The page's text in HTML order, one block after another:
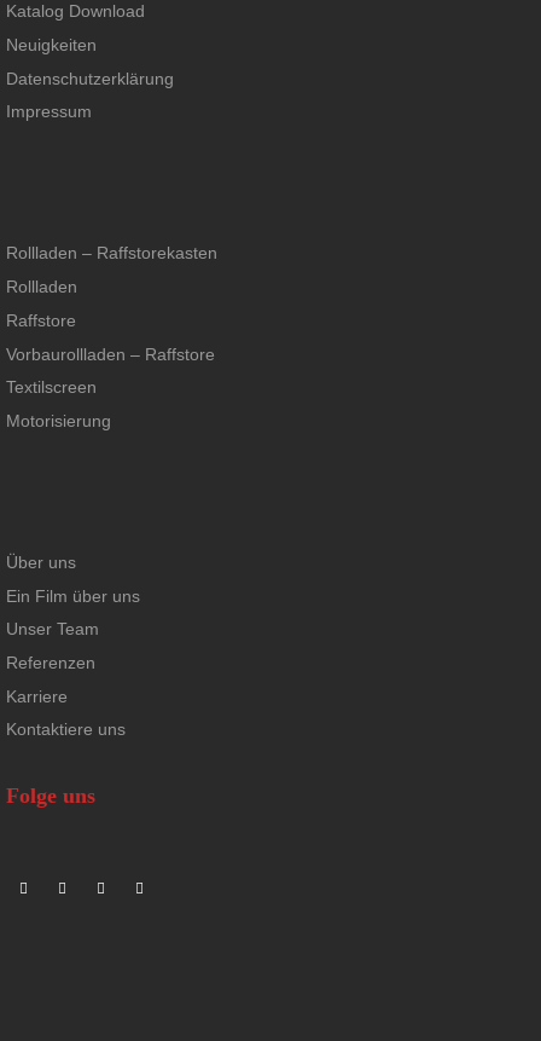
Katalog Download
Neuigkeiten
Datenschutzerklärung
Impressum
Rollladen – Raffstorekasten
Rollladen
Raffstore
Vorbaurollladen – Raffstore
Textilscreen
Motorisierung
Über uns
Ein Film über uns
Unser Team
Referenzen
Karriere
Kontaktiere uns
Folge uns